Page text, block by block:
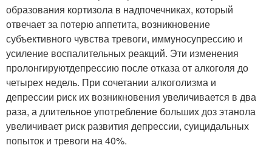
образования кортизола в надпочечниках, который
отвечает за потерю аппетита, возникновение
субъективного чувства тревоги, иммуносупрессию и
усиление воспалительных реакций. Эти изменения
пролонгируютдепрессию после отказа от алкоголя до
четырех недель. При сочетании алкоголизма и
депрессии риск их возникновения увеличивается в два
раза, а длительное употребление больших доз этанола
увеличивает риск развития депрессии, суицидальных
попыток и тревоги на 40%.